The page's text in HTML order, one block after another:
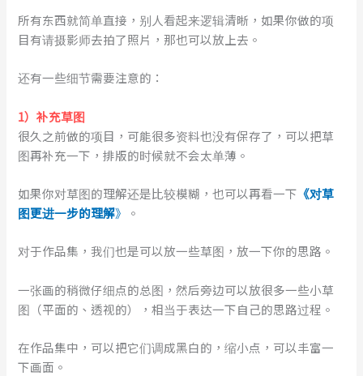
所有东西就简单直接，别人看起来逻辑清晰，如果你做的项
目有请摄影师去拍了照片，那也可以放上去。
还有一些细节需要注意的：
1）补充草图
很久之前做的项目，可能很多资料也没有保存了，可以把草
图再补充一下，排版的时候就不会太单薄。
如果你对草图的理解还是比较模糊，也可以再看一下 《对草
图更进一步的理解》 。
对于作品集，我们也是可以放一些草图，放一下你的思路。
一张画的稍微仔细点的总图，然后旁边可以放很多一些小草
图（平面的、透视的），相当于表达一下自己的思路过程。
在作品集中，可以把它们调成黑白的，缩小点，可以丰富一
下画面。